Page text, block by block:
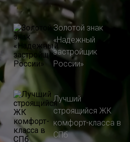
Золотой знак
«Надежный
застройщик
России»
Лучший
строящийся ЖК
комфорт-класса в
СПб